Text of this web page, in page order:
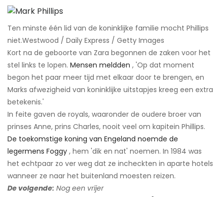
Ten minste één lid van de koninklijke familie mocht Phillips
niet.​Westwood / Daily Express / Getty Images
Kort na de geboorte van Zara begonnen de zaken voor het
stel links te lopen. Mensen meldden , 'Op dat moment
begon het paar meer tijd met elkaar door te brengen, en
Marks afwezigheid van koninklijke uitstapjes kreeg een extra
betekenis.'
In feite gaven de royals, waaronder de oudere broer van
prinses Anne, prins Charles, nooit veel om kapitein Phillips.
De toekomstige koning van Engeland noemde de
legermens Foggy , hem 'dik en nat' noemen. In 1984 was
het echtpaar zo ver weg dat ze incheckten in aparte hotels
wanneer ze naar het buitenland moesten reizen.
De volgende: Nog een vrijer